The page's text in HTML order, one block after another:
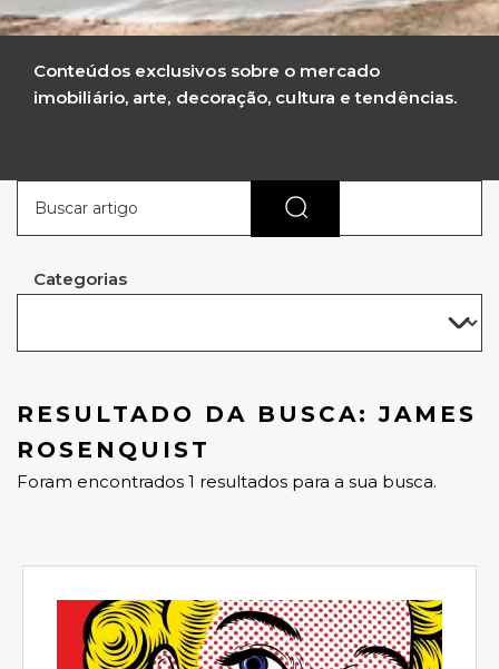
Conteúdos exclusivos sobre o mercado
imobiliário, arte, decoração, cultura e tendências.
Categorias
RESULTADO DA BUSCA: JAMES
ROSENQUIST
Foram encontrados 1 resultados para a sua busca.